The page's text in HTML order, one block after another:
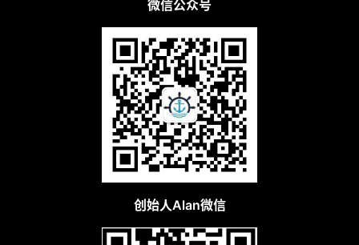
微信公众号
创始人Alan微信